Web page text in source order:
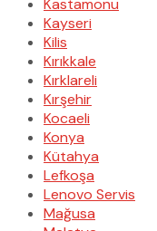
Kastamonu
Kayseri
Kilis
Kırıkkale
Kırklareli
Kırşehir
Kocaeli
Konya
Kütahya
Lefkoşa
Lenovo Servis
Mağusa